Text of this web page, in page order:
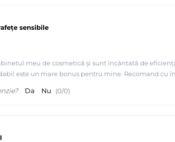
de suprafete sensibile si obiecte cum ar fi sondele
sensibile cum ar fi husele din pielea aritificiala sau sticla
organica ridicata cum ar fi sange sau alte fluide
sensibile
meu de cosmetică și sunt încântată de
este un mare bonus pentru mine. Recomand cu
Da Nu (0/0)